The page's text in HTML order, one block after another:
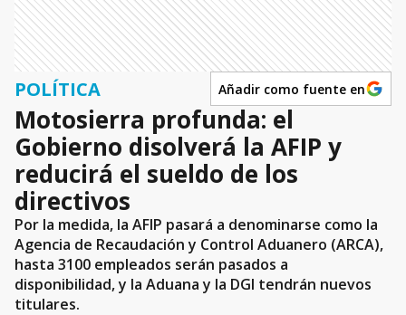
POLÍTICA Añadir como fuente en
Motosierra profunda: el
Gobierno disolverá la AFIP y
reducirá el sueldo de los
directivos
Por la medida, la AFIP pasará a denominarse como la
Agencia de Recaudación y Control Aduanero (ARCA),
hasta 3100 empleados serán pasados a
disponibilidad, y la Aduana y la DGI tendrán nuevos
titulares.